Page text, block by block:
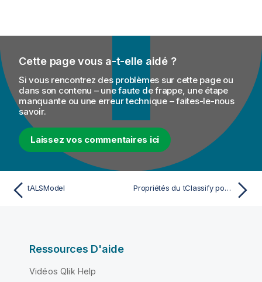
Cette page vous a-t-elle aidé ?
Si vous rencontrez des problèmes sur cette page ou
dans son contenu – une faute de frappe, une étape
manquante ou une erreur technique – faites-le-nous
savoir.
Laissez vos commentaires ici
tALSModel Propriétés du tClassify pour Apache Spark Batch
Ressources D'aide
Vidéos Qlik Help